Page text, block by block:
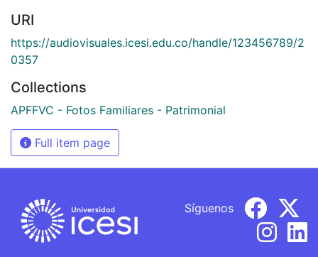
URI
https://audiovisuales.icesi.edu.co/handle/123456789/2
0357
Collections
APFFVC - Fotos Familiares - Patrimonial
Full item page
Síguenos